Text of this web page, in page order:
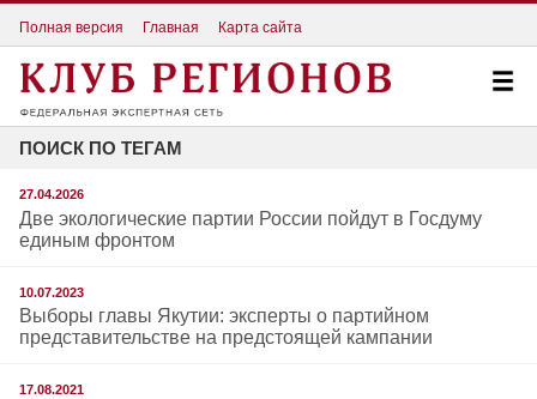
Полная версия Главная Карта сайта
ПОИСК ПО ТЕГАМ
27.04.2026
Две экологические партии России пойдут в Госдуму
единым фронтом
10.07.2023
Выборы главы Якутии: эксперты о партийном
представительстве на предстоящей кампании
17.08.2021